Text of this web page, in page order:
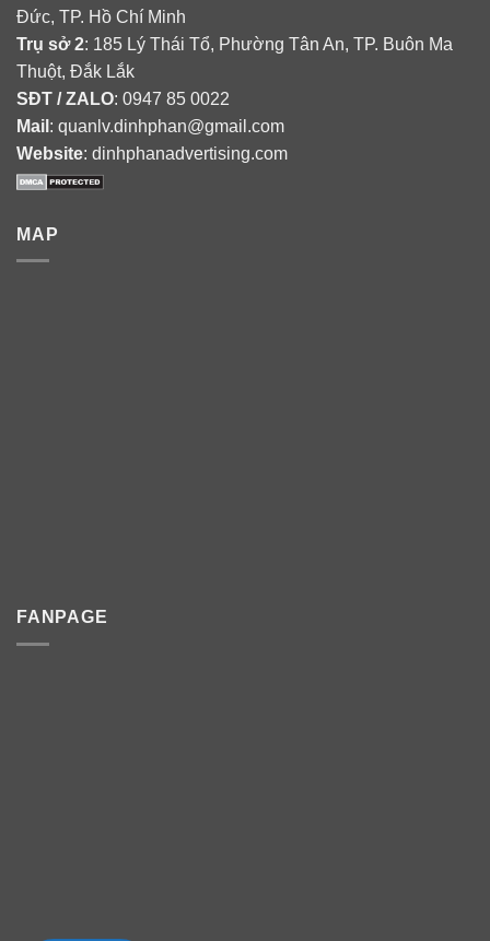
Đức, TP. Hồ Chí Minh
Trụ sở 2: 185 Lý Thái Tổ, Phường Tân An, TP. Buôn Ma
Thuột, Đắk Lắk
SĐT / ZALO: 0947 85 0022
Mail : quanlv.dinhphan@gmail.com
Website: dinhphanadvertising.com
MAP
FANPAGE